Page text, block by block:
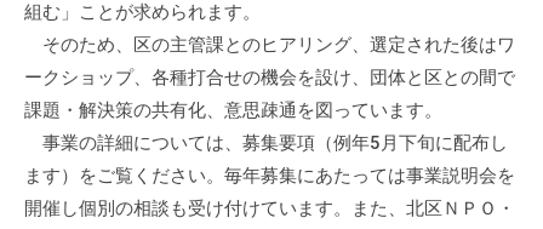
組む」ことが求められます。
そのため、区の主管課とのヒアリング、選定された後はワ
ークショップ、各種打合せの機会を設け、団体と区との間で
課題・解決策の共有化、意思疎通を図っています。
事業の詳細については、募集要項（例年5月下旬に配布し
ます）をご覧ください。毎年募集にあたっては事業説明会を
開催し個別の相談も受け付けています。また、北区ＮＰＯ・